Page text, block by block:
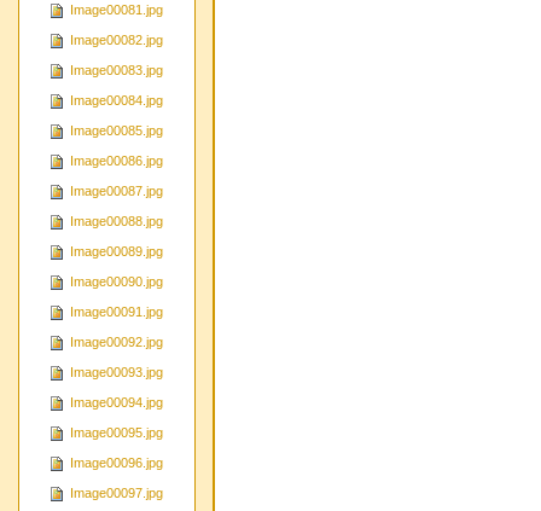
Image00081.jpg
Image00082.jpg
Image00083.jpg
Image00084.jpg
Image00085.jpg
Image00086.jpg
Image00087.jpg
Image00088.jpg
Image00089.jpg
Image00090.jpg
Image00091.jpg
Image00092.jpg
Image00093.jpg
Image00094.jpg
Image00095.jpg
Image00096.jpg
Image00097.jpg